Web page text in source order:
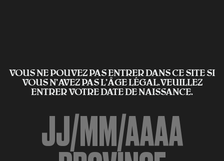
VOUS NE POUVEZ PAS ENTRER DANS CE SITE SI
VOUS N’AVEZ PAS L'ÂGE LÉGAL.VEUILLEZ
ENTRER VOTRE DATE DE NAISSANCE.